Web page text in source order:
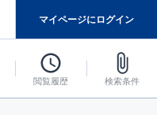
マイページにログイン
閲覧履歴 検索条件